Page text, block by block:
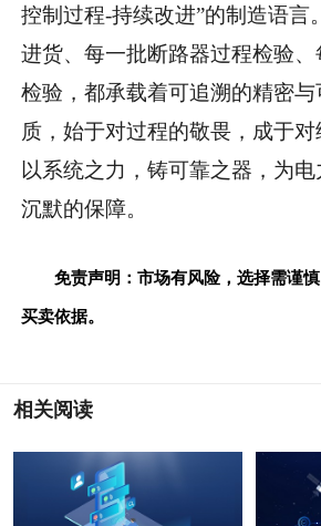
控制过程-持续改进”的制造语言
进货、每一批断路器过程检验
检验，都承载着可追溯的精密
质，始于对过程的敬畏，成于
以系统之力，铸可靠之器，为
沉默的保障。
免责声明：市场有风险，选择需谨
买卖依据。
相关阅读